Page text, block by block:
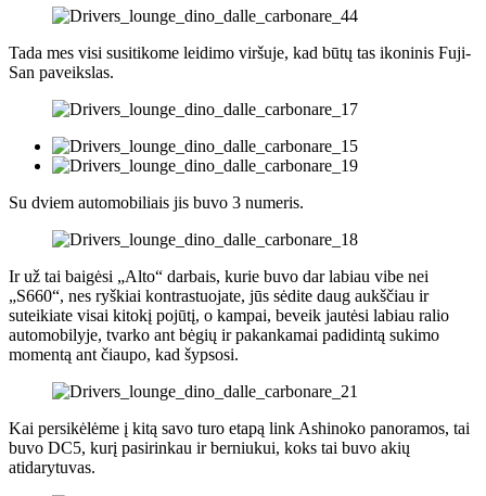
Tada mes visi susitikome leidimo viršuje, kad būtų tas ikoninis Fuji-
San paveikslas.
Su dviem automobiliais jis buvo 3 numeris.
Ir už tai baigėsi „Alto“ darbais, kurie buvo dar labiau vibe nei
„S660“, nes ryškiai kontrastuojate, jūs sėdite daug aukščiau ir
suteikiate visai kitokį pojūtį, o kampai, beveik jautėsi labiau ralio
automobilyje, tvarko ant bėgių ir pakankamai padidintą sukimo
momentą ant čiaupo, kad šypsosi.
Kai persikėlėme į kitą savo turo etapą link Ashinoko panoramos, tai
buvo DC5, kurį pasirinkau ir berniukui, koks tai buvo akių
atidarytuvas.